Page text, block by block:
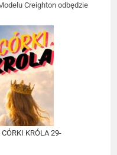
Creighton odbędzie
KRÓLA 29-